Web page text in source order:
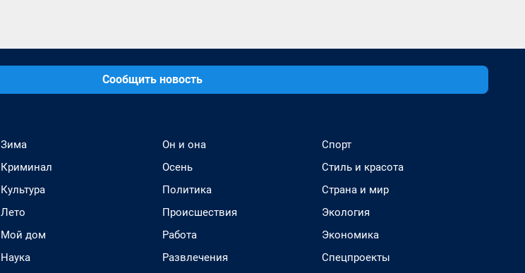
Сообщить новость
Зима
Криминал
Культура
Лето
Мой дом
Наука
Он и она
Осень
Политика
Происшествия
Работа
Развлечения
Спорт
Стиль и красота
Страна и мир
Экология
Экономика
Спецпроекты